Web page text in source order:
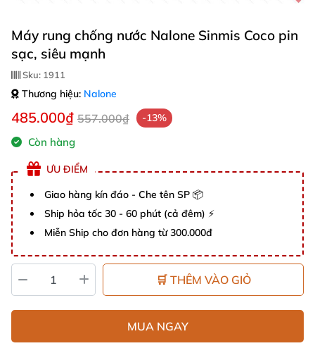
Máy rung chống nước Nalone Sinmis Coco pin
sạc, siêu mạnh
Sku: 1911
Thương hiệu: Nalone
485.000₫ 557.000₫ -13%
Còn hàng
ƯU ĐIỂM
Giao hàng kín đáo - Che tên SP 📦
Ship hỏa tốc 30 - 60 phút (cả đêm) ⚡
Miễn Ship cho đơn hàng từ 300.000đ
🛒 THÊM VÀO GIỎ
MUA NGAY